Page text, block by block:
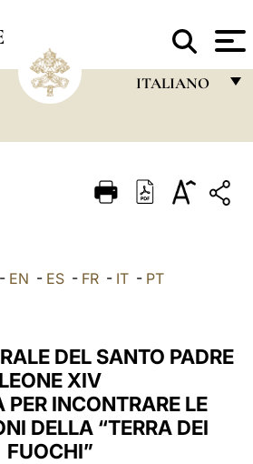
ITALIANO
ITALIANO
العربيّة
中文
LATINE
- EN - ES - FR - IT - PT
DEL SANTO PADRE
LEONE XIV
PER INCONTRARE LE
DELLA “TERRA DEI
FUOCHI”